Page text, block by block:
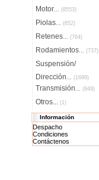
Motor... (8553)
Piolas... (652)
Retenes... (764)
Rodamientos... (737)
Suspensión/
Dirección... (1699)
Transmisión... (849)
Otros... (1)
Información
Despacho
Condiciones
Contáctenos